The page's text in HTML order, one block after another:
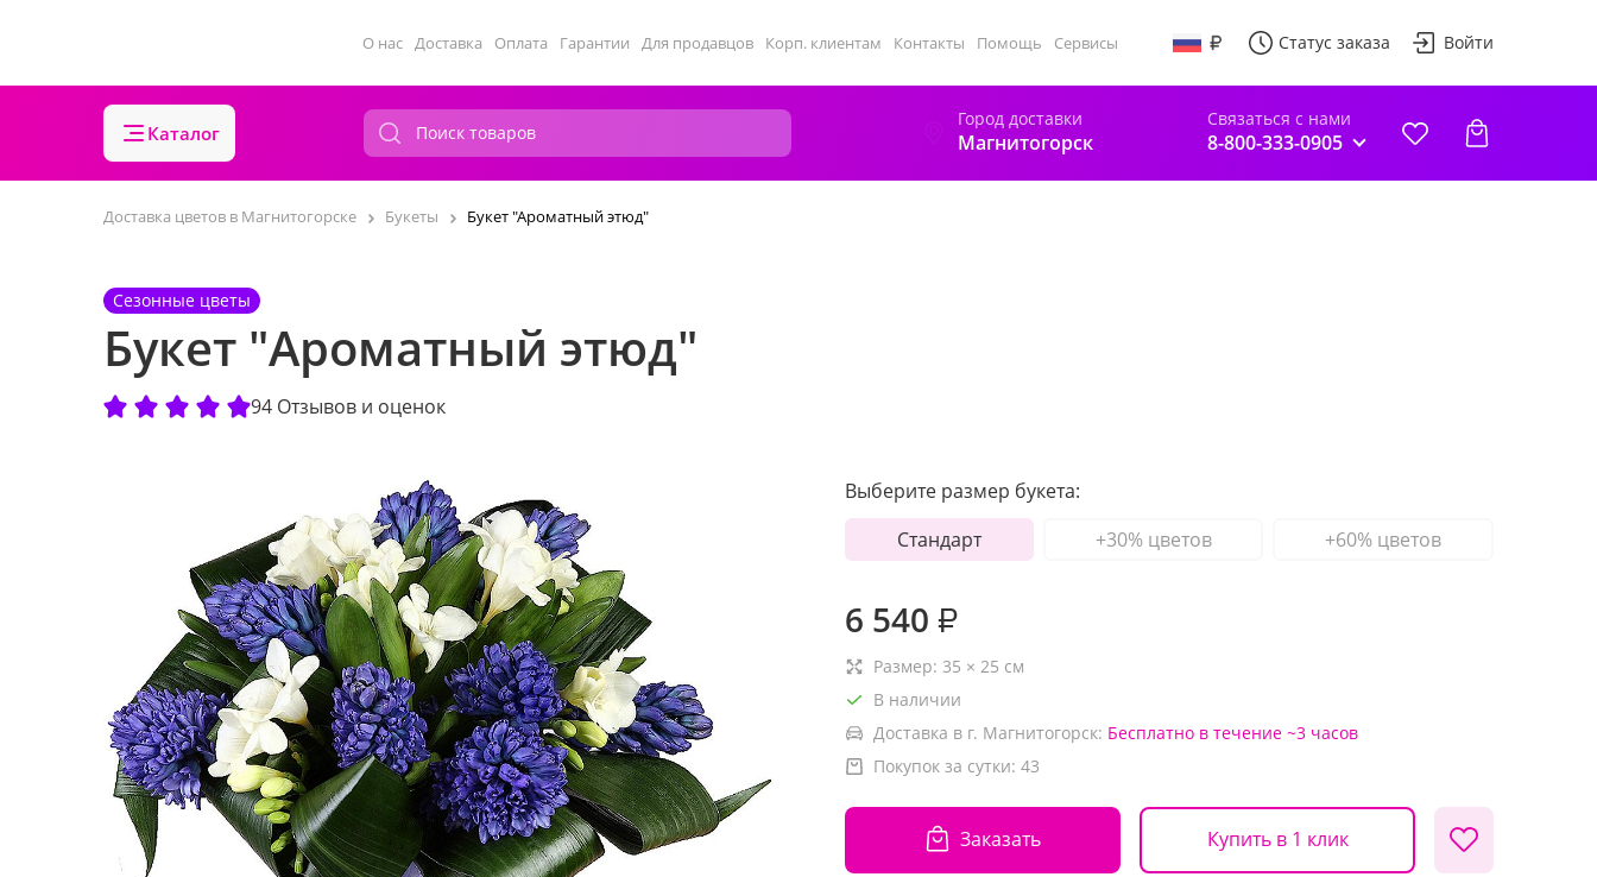
О нас Доставка Оплата Гарантии Для продавцов Корп. клиентам Контакты Помощь Сервисы Статус заказа Войти
Каталог
Город доставки
Магнитогорск
Связаться с нами
8-800-333-0905
Доставка цветов в Магнитогорске Букеты Букет "Ароматный этюд"
Сезонные цветы
Букет "Ароматный этюд"
94 Отзывов и оценок
Выберите размер букета:
Стандарт
+30% цветов +60% цветов
6 540 ₽
Размер: 35 × 25 см
В наличии
Доставка в г. Магнитогорск: Бесплатно в течение ~3 часов
Покупок за сутки: 43
Заказать Купить в 1 клик